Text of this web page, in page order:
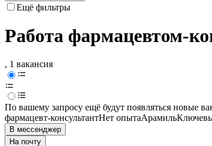
Ещё фильтры
Работа фармацевтом-
, 1 вакансия
По вашему запросу ещё будут появляться новые
фармацевт-консультантНет опытаАрамиль
В мессенджер
На почту